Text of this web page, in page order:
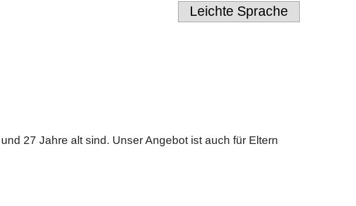
Leichte Sprache
27 Jahre alt sind. Unser Angebot ist auch für Eltern